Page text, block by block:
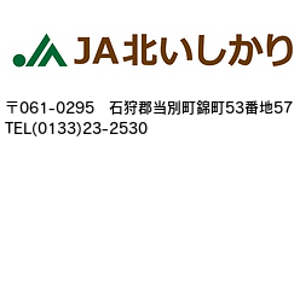
〒061-0295 石狩郡当別町錦町53番地57
TEL(0133)23-2530